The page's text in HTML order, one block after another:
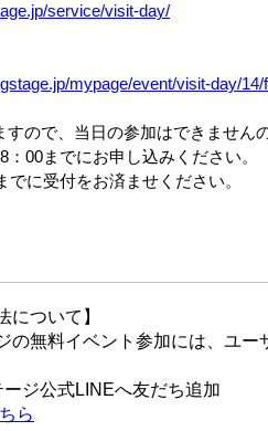
service/visit-day/
mypage/event/visit-day/14/
ので、当日の参加はできません
00までにお申し込みください。
に受付をお済ませください。
について】
の無料イベント参加には、ユー
ジ公式LINEへ友だち追加
ら